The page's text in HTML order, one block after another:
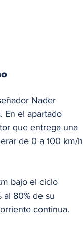
Nader
En el apartado
que entrega una
de 0 a 100 km/h
bajo el ciclo
al 80% de su
continua.